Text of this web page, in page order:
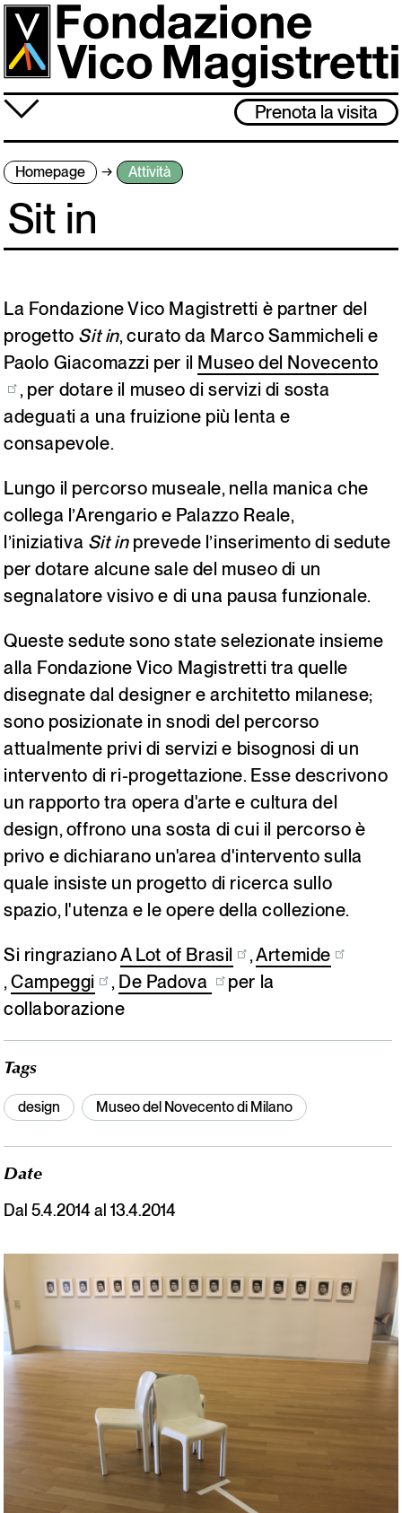
Salta
contenuto
principale
≡ Prenota la visita
Fondazione
Attività
Vico Magistretti
Archivio
Lo studio museo è chiuso dal 3 al 31 agosto. Ci rivediamo l’1 settembre!
Italiano English
Homepage Attività
Sit in
La Fondazione Vico Magistretti è partner del
progetto Sit in, curato da Marco Sammicheli e
Paolo Giacomazzi per il Museo del Novecento
, per dotare il museo di servizi di sosta
adeguati a una fruizione più lenta e
consapevole.
Lungo il percorso museale, nella manica che
collega l’Arengario e Palazzo Reale,
l’iniziativa Sit inprevede l’inserimento di sedute
per dotare alcune sale del museo di un
segnalatore visivo e di una pausa funzionale.
Queste sedute sono state selezionate insieme
alla Fondazione Vico Magistretti tra quelle
disegnate dal designer e architetto milanese;
sono posizionate in snodi del percorso
attualmente privi di servizi e bisognosi di un
intervento di ri-progettazione. Esse descrivono
un rapporto tra opera d'arte e cultura del
design, offrono una sosta di cui il percorso è
privo e dichiarano un'area d'intervento sulla
quale insiste un progetto di ricerca sullo
spazio, l'utenza e le opere della collezione.
Si ringrazianoA Lot of Brasil ,Artemide
,Campeggi , De Padova
per la
collaborazione
Tags
design Museo del Novecento di Milano
Date
Dal 5.4.2014 al 13.4.2014